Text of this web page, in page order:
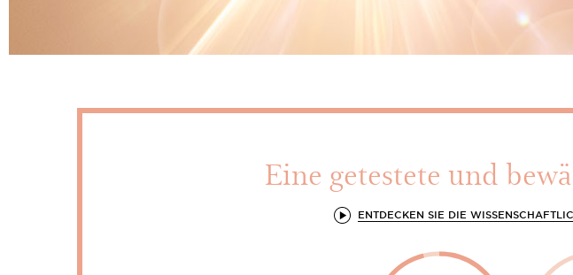
Eine getestete und
ENTDECKEN SIE DIE